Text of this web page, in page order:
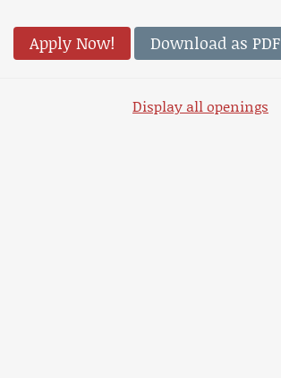
Apply Now! Download as PDF
Display all openings